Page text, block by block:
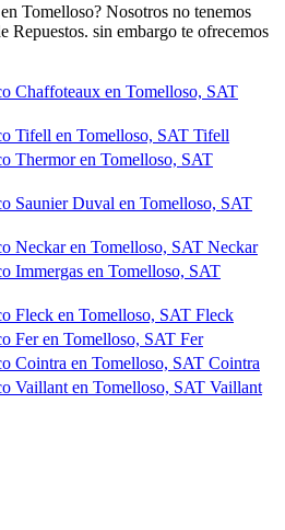
Tomelloso? Nosotros no tenemos
Repuestos. sin embargo te ofrecemos
Chaffoteaux en Tomelloso, SAT
Tifell en Tomelloso, SAT Tifell
Thermor en Tomelloso, SAT
Saunier Duval en Tomelloso, SAT
Neckar en Tomelloso, SAT Neckar
Immergas en Tomelloso, SAT
Fleck en Tomelloso, SAT Fleck
Fer en Tomelloso, SAT Fer
Cointra en Tomelloso, SAT Cointra
Vaillant en Tomelloso, SAT Vaillant